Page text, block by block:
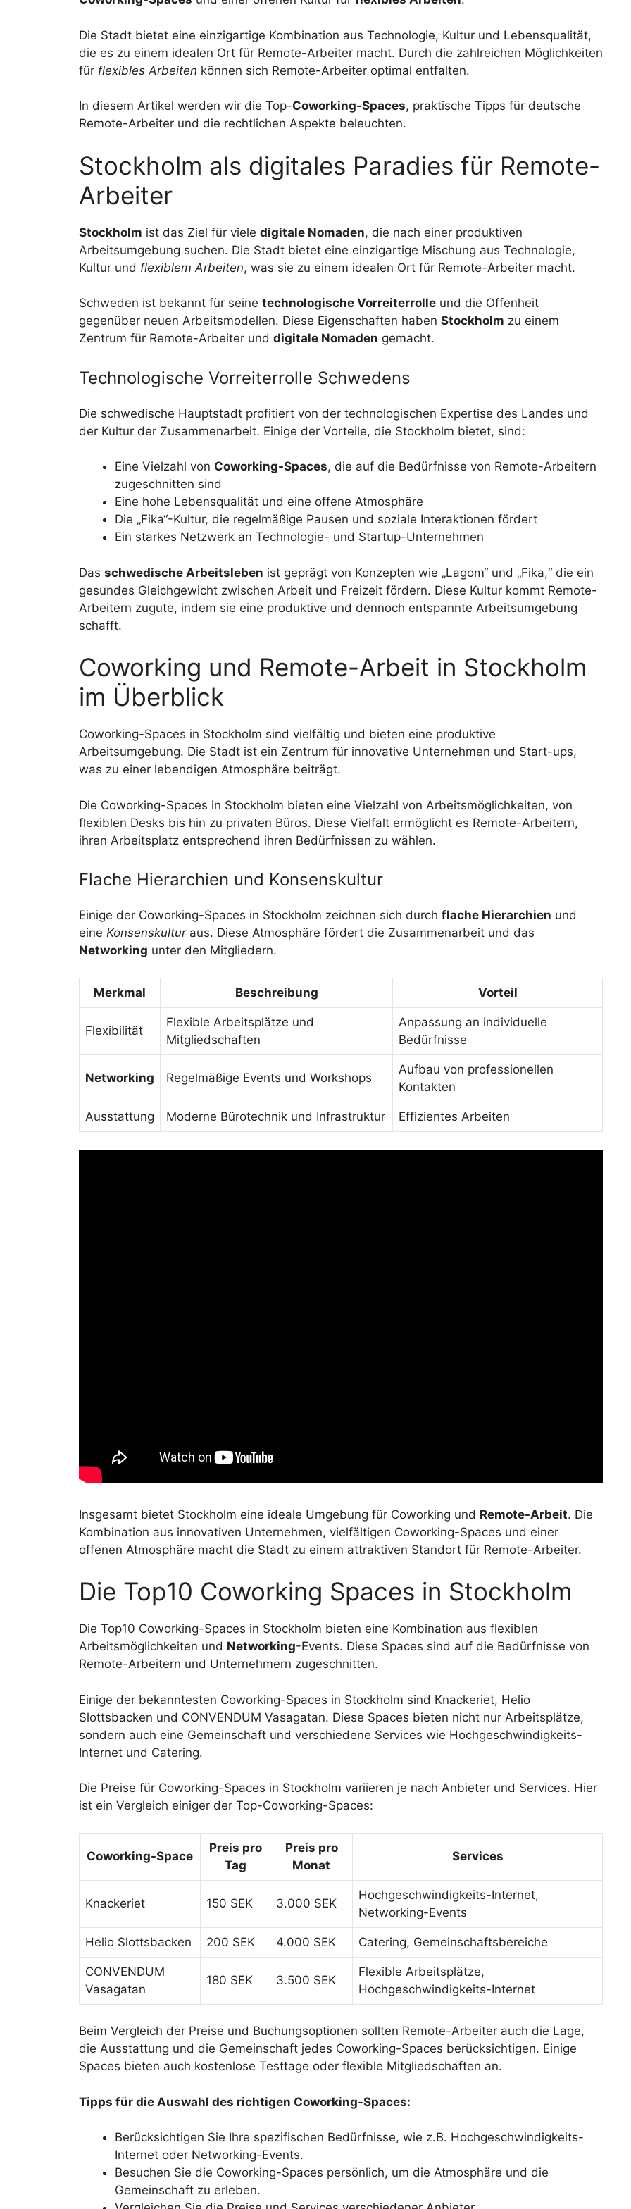
Die Stadt bietet eine einzigartige Kombination aus Technologie, Kultur und Lebensqualität,
die es zu einem idealen Ort für Remote-Arbeiter macht. Durch die zahlreichen Möglichkeiten
für flexibles Arbeiten können sich Remote-Arbeiter optimal entfalten.
In diesem Artikel werden wir die Top-Coworking-Spaces, praktische Tipps für deutsche
Remote-Arbeiter und die rechtlichen Aspekte beleuchten.
Stockholm als digitales Paradies für Remote-
Arbeiter
Stockholm ist das Ziel für viele digitale Nomaden, die nach einer produktiven
Arbeitsumgebung suchen. Die Stadt bietet eine einzigartige Mischung aus Technologie,
Kultur und flexiblem Arbeiten, was sie zu einem idealen Ort für Remote-Arbeiter macht.
Schweden ist bekannt für seine technologische Vorreiterrolle und die Offenheit
gegenüber neuen Arbeitsmodellen. Diese Eigenschaften haben Stockholm zu einem
Zentrum für Remote-Arbeiter und digitale Nomaden gemacht.
Technologische Vorreiterrolle Schwedens
Die schwedische Hauptstadt profitiert von der technologischen Expertise des Landes und
der Kultur der Zusammenarbeit. Einige der Vorteile, die Stockholm bietet, sind:
Eine Vielzahl von Coworking-Spaces, die auf die Bedürfnisse von Remote-Arbeitern
zugeschnitten sind
Eine hohe Lebensqualität und eine offene Atmosphäre
Die „Fika“-Kultur, die regelmäßige Pausen und soziale Interaktionen fördert
Ein starkes Netzwerk an Technologie- und Startup-Unternehmen
Das schwedische Arbeitsleben ist geprägt von Konzepten wie „Lagom“ und „Fika,“ die ein
gesundes Gleichgewicht zwischen Arbeit und Freizeit fördern. Diese Kultur kommt Remote-
Arbeitern zugute, indem sie eine produktive und dennoch entspannte Arbeitsumgebung
schafft.
Coworking und Remote-Arbeit in Stockholm
im Überblick
Coworking-Spaces in Stockholm sind vielfältig und bieten eine produktive
Arbeitsumgebung. Die Stadt ist ein Zentrum für innovative Unternehmen und Start-ups,
was zu einer lebendigen Atmosphäre beiträgt.
Die Coworking-Spaces in Stockholm bieten eine Vielzahl von Arbeitsmöglichkeiten, von
flexiblen Desks bis hin zu privaten Büros. Diese Vielfalt ermöglicht es Remote-Arbeitern,
ihren Arbeitsplatz entsprechend ihren Bedürfnissen zu wählen.
Flache Hierarchien und Konsenskultur
Einige der Coworking-Spaces in Stockholm zeichnen sich durch flache Hierarchien und
eine Konsenskulturaus. Diese Atmosphäre fördert die Zusammenarbeit und das
Networking unter den Mitgliedern.
Merkmal Beschreibung Vorteil
Flexibilität
Flexible Arbeitsplätze und
Mitgliedschaften
Anpassung an individuelle
Bedürfnisse
Networking Regelmäßige Events und Workshops
Aufbau von professionellen
Kontakten
Ausstattung Moderne Bürotechnik und Infrastruktur Effizientes Arbeiten
Insgesamt bietet Stockholm eine ideale Umgebung für Coworking und Remote-Arbeit. Die
Kombination aus innovativen Unternehmen, vielfältigen Coworking-Spaces und einer
offenen Atmosphäre macht die Stadt zu einem attraktiven Standort für Remote-Arbeiter.
Die Top10 Coworking Spaces in Stockholm
Die Top10 Coworking-Spaces in Stockholm bieten eine Kombination aus flexiblen
Arbeitsmöglichkeiten und Networking-Events. Diese Spaces sind auf die Bedürfnisse von
Remote-Arbeitern und Unternehmern zugeschnitten.
Einige der bekanntesten Coworking-Spaces in Stockholm sind Knackeriet, Helio
Slottsbacken und CONVENDUM Vasagatan. Diese Spaces bieten nicht nur Arbeitsplätze,
sondern auch eine Gemeinschaft und verschiedene Services wie Hochgeschwindigkeits-
Internet und Catering.
Die Preise für Coworking-Spaces in Stockholm variieren je nach Anbieter und Services. Hier
ist ein Vergleich einiger der Top-Coworking-Spaces:
Coworking-Space
Preis pro
Tag
Preis pro
Monat
Services
Knackeriet 150 SEK 3.000 SEK
Hochgeschwindigkeits-Internet,
Networking-Events
Helio Slottsbacken 200 SEK 4.000 SEK Catering, Gemeinschaftsbereiche
CONVENDUM
Vasagatan
180 SEK 3.500 SEK
Flexible Arbeitsplätze,
Hochgeschwindigkeits-Internet
Beim Vergleich der Preise und Buchungsoptionen sollten Remote-Arbeiter auch die Lage,
die Ausstattung und die Gemeinschaft jedes Coworking-Spaces berücksichtigen. Einige
Spaces bieten auch kostenlose Testtage oder flexible Mitgliedschaften an.
Tipps für die Auswahl des richtigen Coworking-Spaces:
Berücksichtigen Sie Ihre spezifischen Bedürfnisse, wie z.B. Hochgeschwindigkeits-
Internet oder Networking-Events.
Besuchen Sie die Coworking-Spaces persönlich, um die Atmosphäre und die
Gemeinschaft zu erleben.